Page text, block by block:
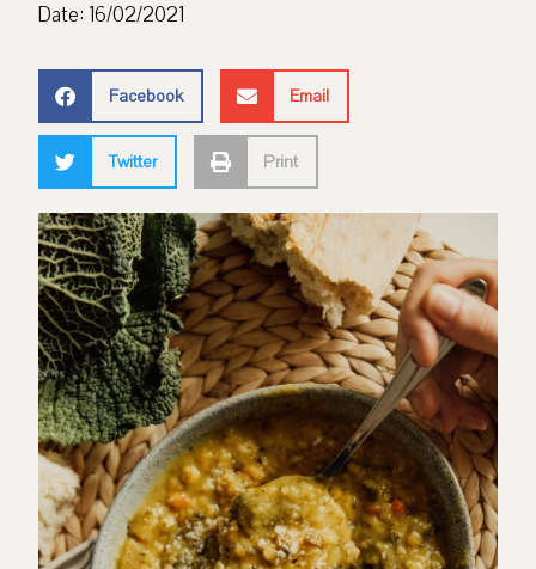
Date: 16/02/2021
Facebook Email
Twitter Print